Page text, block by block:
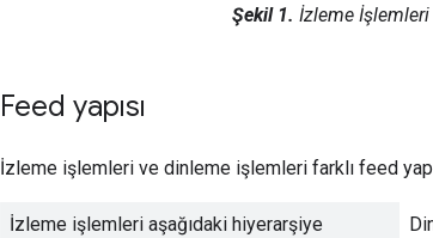
Şekil 1. İzleme İşlemleri
Feed yapısı
İzleme işlemleri ve dinleme işlemleri farklı feed
İzleme işlemleri aşağıdaki hiyerarşiye